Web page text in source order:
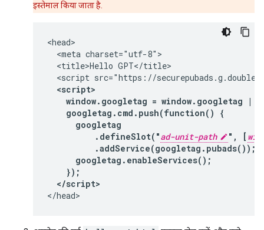
इस्तेमाल किया जाता है.
<head>
  <meta charset="utf-8">
  <title>Hello GPT</title>
<script src="https://
<script>
window.googletag = window.googletag ||
    googletag.cmd.push(function() {
      googletag
          .defineSlot("
ad-unit-path ", [
          .addService(googletag.pubads());
      googletag.enableServices();
    });
  </script>